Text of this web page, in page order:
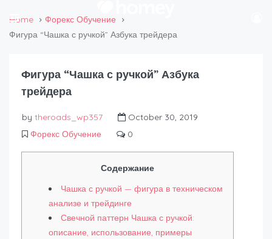
Home
Форекс Обучение
Фигура “Чашка с ручкой” Азбука трейдера
Фигура “Чашка с ручкой” Азбука
трейдера
by theroads_wp357
October 30, 2019
Форекс Обучение
0
Содержание
Чашка с ручкой — фигура в техническом
анализе и трейдинге
Свечной паттерн Чашка с ручкой:
описание, использование, примеры